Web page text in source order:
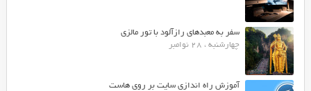
سفر به معبدهای رازآلود با تور مالزی
چهارشنبه ، 28 نوامبر
آموزش راه اندازی سایت بر روی هاست